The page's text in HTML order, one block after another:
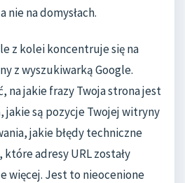
nie na domysłach.
z kolei koncentruje się na
z wyszukiwarką Google.
na jakie frazy Twoja strona jest
jakie są pozycje Twojej witryny
jakie błędy techniczne
adresy URL zostały
więcej. Jest to nieocenione